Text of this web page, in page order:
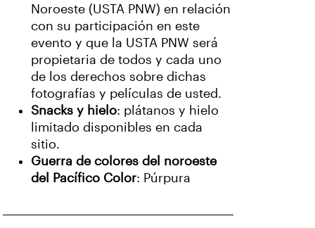
Noroeste (USTA PNW) en relación
con su participación en este
evento y que la USTA PNW será
propietaria de todos y cada uno
de los derechos sobre dichas
fotografías y películas de usted.
Snacks y hielo: plátanos y hielo
limitado disponibles en cada
sitio.
Guerra de colores del noroeste
del Pacífico Color: Púrpura